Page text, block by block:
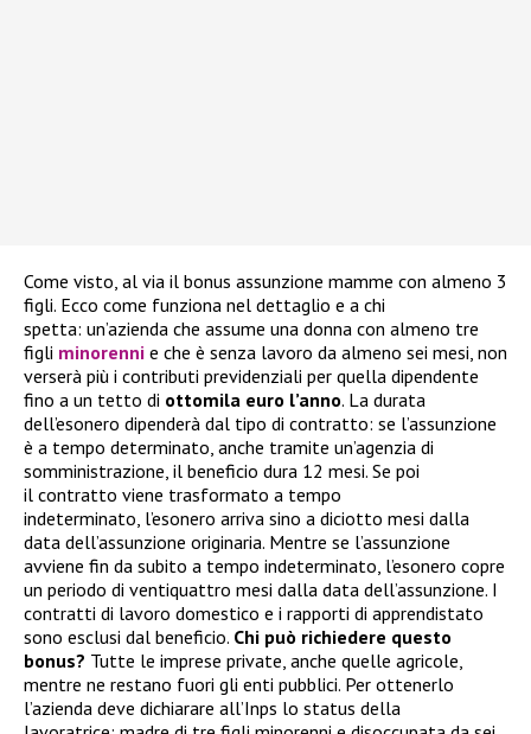
Come visto, al via il bonus assunzione mamme con almeno 3
figli. Ecco come funziona nel dettaglio e a chi
spetta: un’azienda che assume una donna con almeno tre
figli minorenni e che è senza lavoro da almeno sei mesi, non
verserà più i contributi previdenziali per quella dipendente
fino a un tetto di ottomila euro l’anno. La durata
dell’esonero dipenderà dal tipo di contratto: se l’assunzione
è a tempo determinato, anche tramite un’agenzia di
somministrazione, il beneficio dura 12 mesi. Se poi
il contratto viene trasformato a tempo
indeterminato, l’esonero arriva sino a diciotto mesi dalla
data dell’assunzione originaria. Mentre se l’assunzione
avviene fin da subito a tempo indeterminato, l’esonero copre
un periodo di ventiquattro mesi dalla data dell’assunzione. I
contratti di lavoro domestico e i rapporti di apprendistato
sono esclusi dal beneficio. Chi può richiedere questo
bonus? Tutte le imprese private, anche quelle agricole,
mentre ne restano fuori gli enti pubblici. Per ottenerlo
l’azienda deve dichiarare all’Inps lo status della